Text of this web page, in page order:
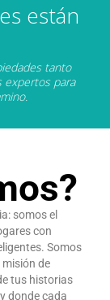
están
tanto
expertos para
somos el
con
Somos
de
tus historias
donde cada